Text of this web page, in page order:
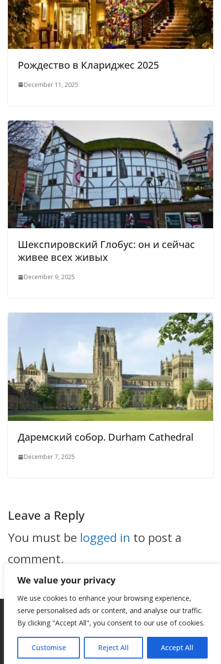
We value your privacy
We use cookies to enhance your browsing experience,
serve personalised ads or content, and analyse our traffic.
By clicking "Accept All", you consent to our use of cookies.
Customise Reject All Accept All
Рождество в Клариджес 2025
December 11, 2025
Шекспировский Глобус: он и сейчас
живее всех живых
December 9, 2025
Даремский собор. Durham Cathedral
December 7, 2025
Leave a Reply
You must be logged in to post a
comment.
Theme:ColorMag by ThemeGrill. Powered byWordPress